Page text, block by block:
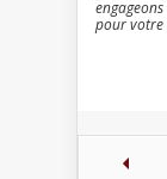
pour votre